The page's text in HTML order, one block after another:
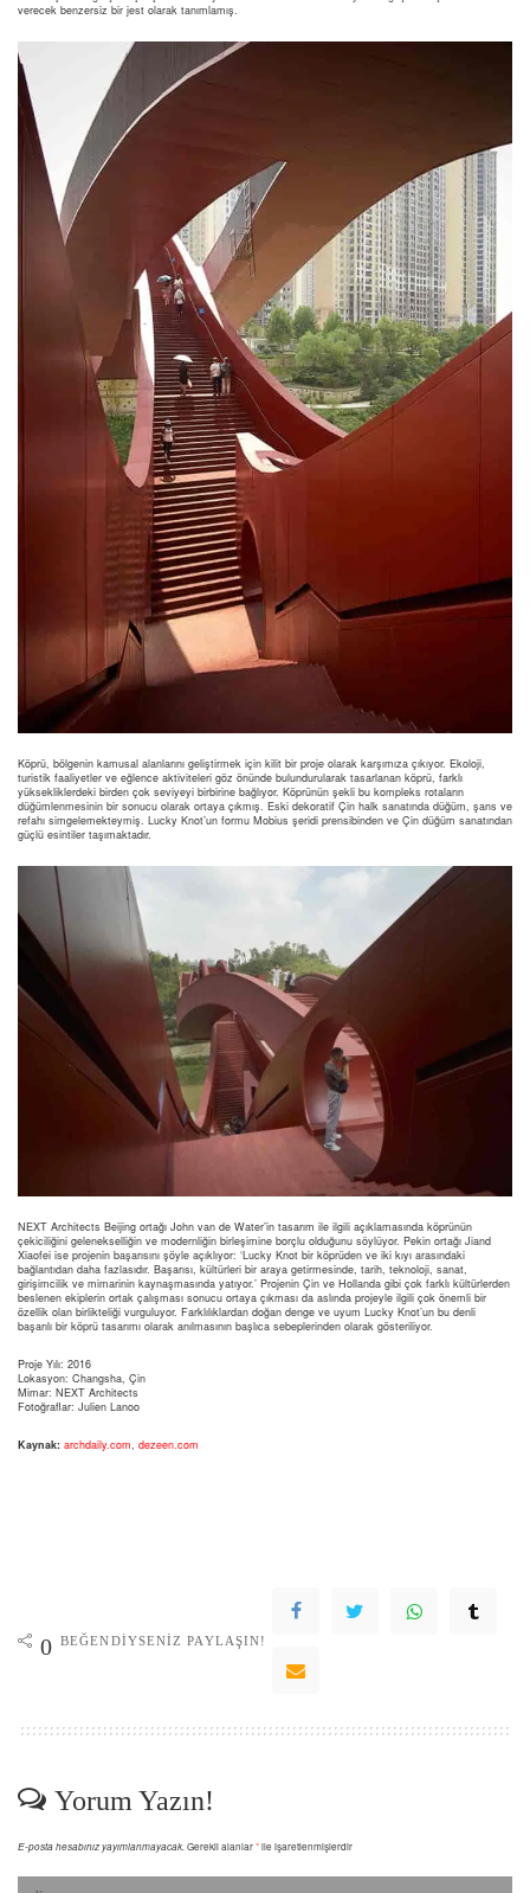
verecek benzersiz bir jest olarak tanımlamış.
Köprü, bölgenin kamusal alanlarını geliştirmek için kilit bir proje olarak karşımıza çıkıyor. Ekoloji,
turistik faaliyetler ve eğlence aktiviteleri göz önünde bulundurularak tasarlanan köprü, farklı
yüksekliklerdeki birden çok seviyeyi birbirine bağlıyor. Köprünün şekli bu kompleks rotaların
düğümlenmesinin bir sonucu olarak ortaya çıkmış. Eski dekoratif Çin halk sanatında düğüm, şans ve
refahı simgelemekteymiş. Lucky Knot’un formu Mobius şeridi prensibinden ve Çin düğüm sanatından
güçlü esintiler taşımaktadır.
NEXT Architects Beijing ortağı John van de Water’in tasarım ile ilgili açıklamasında köprünün
çekiciliğini gelenekselliğin ve modernliğin birleşimine borçlu olduğunu söylüyor. Pekin ortağı Jiand
Xiaofei ise projenin başarısını şöyle açıklıyor: ‘Lucky Knot bir köprüden ve iki kıyı arasındaki
bağlantıdan daha fazlasıdır. Başarısı, kültürleri bir araya getirmesinde, tarih, teknoloji, sanat,
girişimcilik ve mimarinin kaynaşmasında yatıyor.’ Projenin Çin ve Hollanda gibi çok farklı kültürlerden
beslenen ekiplerin ortak çalışması sonucu ortaya çıkması da aslında projeyle ilgili çok önemli bir
özellik olan birlikteliği vurguluyor. Farklılıklardan doğan denge ve uyum Lucky Knot’un bu denli
başarılı bir köprü tasarımı olarak anılmasının başlıca sebeplerinden olarak gösteriliyor.
Proje Yılı: 2016
Lokasyon: Changsha, Çin
Mimar: NEXT Architects
Fotoğraflar: Julien Lanoo
Kaynak: archdaily.com, dezeen.com
0 BEĞENDIYSENIZ PAYLAŞIN!
Yorum Yazın!
E-posta hesabınız yayımlanmayacak.Gerekli alanlar*ile işaretlenmişlerdir